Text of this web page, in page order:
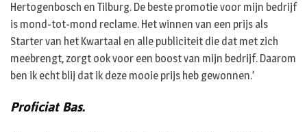
Hertogenbosch en Tilburg. De beste promotie voor mijn bedrijf
is mond-tot-mond reclame. Het winnen van een prijs als
Starter van het Kwartaal en alle publiciteit die dat met zich
meebrengt, zorgt ook voor een boost van mijn bedrijf. Daarom
ben ik echt blij dat ik deze mooie prijs heb gewonnen.’
Proficiat Bas.